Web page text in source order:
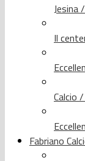
Jesina
Il
Calcio
Fabriano